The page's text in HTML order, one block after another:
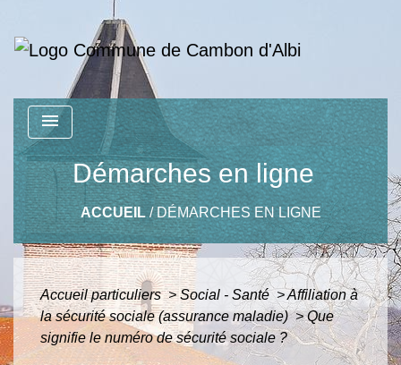
menu
Démarches en ligne
ACCUEIL/DÉMARCHES EN LIGNE
Accueil particuliers> Social - Santé>Affiliation à
la sécurité sociale (assurance maladie)> Que
signifie le numéro de sécurité sociale ?